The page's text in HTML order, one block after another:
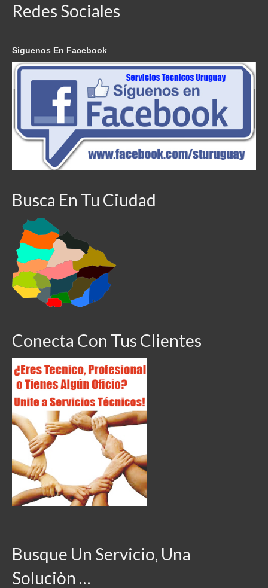
Redes Sociales
Siguenos En Facebook
Busca En Tu Ciudad
Conecta Con Tus Clientes
Busque Un Servicio, Una
Soluciòn …